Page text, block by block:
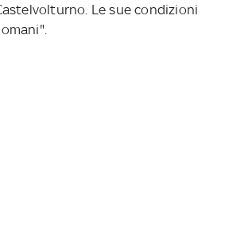
Le sue condizioni